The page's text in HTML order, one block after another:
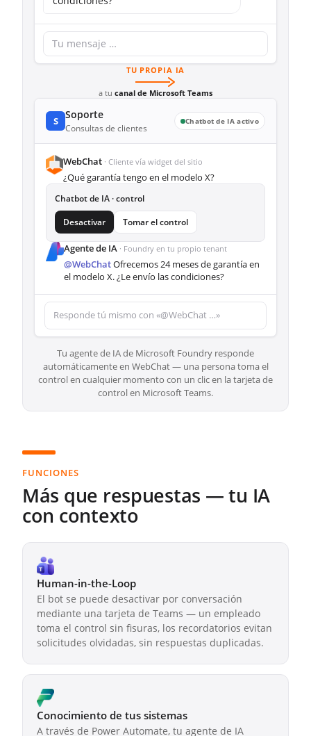
Tu mensaje …
TU PROPIA IA
a tu canal de Microsoft Teams
S Soporte
Consultas de clientes
Chatbot de IA activo
WebChat · Cliente vía widget del sitio
¿Qué garantía tengo en el modelo X?
Chatbot de IA · control
Desactivar
Tomar el control
Agente de IA · Foundry en tu propio tenant
@WebChatOfrecemos 24 meses de garantía en
el modelo X. ¿Le envío las condiciones?
Responde tú mismo con «@WebChat …»
Tu agente de IA de Microsoft Foundry responde
automáticamente en WebChat — una persona toma el
control en cualquier momento con un clic en la tarjeta de
control en Microsoft Teams.
FUNCIONES
Más que respuestas — tu IA
con contexto
Human-in-the-Loop
El bot se puede desactivar por conversación
mediante una tarjeta de Teams — un empleado
toma el control sin fisuras, los recordatorios evitan
solicitudes olvidadas, sin respuestas duplicadas.
Conocimiento de tus sistemas
A través de Power Automate, tu agente de IA